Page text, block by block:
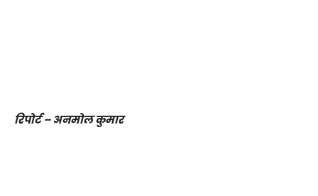
रिपोर्ट – अनमोल कुमार